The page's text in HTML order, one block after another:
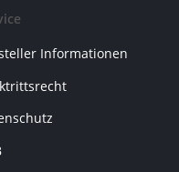
Informationen